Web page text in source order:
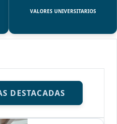
VALORES UNIVERSITARIOS
DESTACADAS